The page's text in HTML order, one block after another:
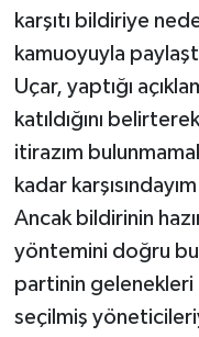
karşıtı bildiriye
kamuoyuyla
Uçar, yaptığı
katıldığını
itirazım
kadar
Ancak bildirinin
yöntemini doğru
partinin gelenekleri
seçilmiş
Türkiye
Video Haber
Yaşam
Yeme-İçme
Yemek